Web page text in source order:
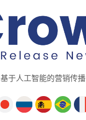
基于人工智能的营销传播